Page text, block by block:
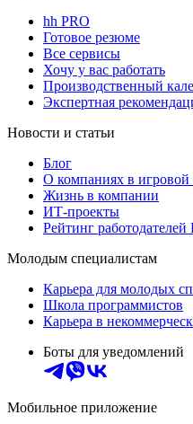
hh PRO
Готовое резюме
Все сервисы
Хочу у вас работать
Производственный
Экспертная
Новости и статьи
Блог
О компаниях в
Жизнь в компании
ИТ-проекты
Рейтинг работодателей
Молодым специалистам
Карьера для молодых
Школа программистов
Карьера в
Боты для уведомлений
Мобильное приложение